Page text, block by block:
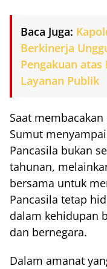
Baca Juga:
Berkinerja
Pengakuan
Layanan Publik
Saat
Sumut
Pancasila bukan
tahunan,
bersama untuk
Pancasila tetap
dalam kehidupan
dan bernegara.
Dalam amanat